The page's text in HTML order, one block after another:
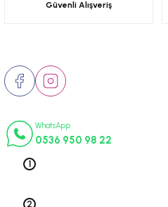
Güvenli Alışveriş
WhatsApp
0536 950 98 22